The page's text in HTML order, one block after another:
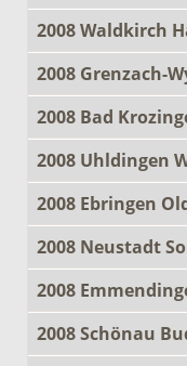
2008 Waldkirch
2008 Grenzach-
2008 Bad
2008 Uhldingen
2008 Ebringen
2008 Neustadt
2008
2008 Schönau